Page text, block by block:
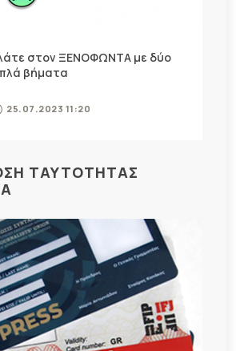
στον ΞΕΝΟΦΩΝΤΑ με δύο
βήματα
25.07.2023 11:20
ΤΑΥΤΟΤΗΤΑΣ